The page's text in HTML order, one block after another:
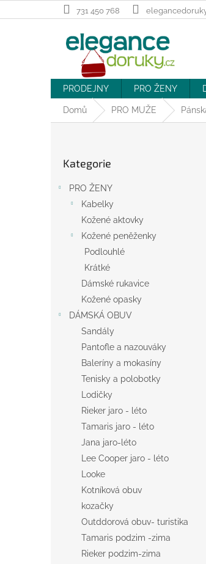
na
731 450 768
PRODEJNY PRO ŽENY
Domů PRO MUŽE
kategorie
Kategorie
PRO ŽENY
Kabelky
Kožené aktovky
Kožené peněženky
Podlouhlé
Krátké
Dámské rukavice
Kožené opasky
DÁMSKÁ OBUV
Sandály
Pantofle a nazouváky
Baleríny a mokasíny
Tenisky a polobotky
Lodičky
Rieker jaro - léto
Tamaris jaro - léto
Jana jaro-léto
Lee Cooper jaro - léto
Looke
Kotníková obuv
kozačky
Outddorová obuv- turistika
Tamaris podzim -zima
Rieker podzim-zima